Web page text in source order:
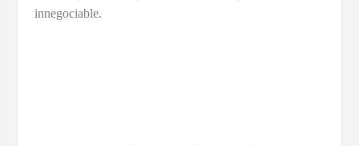
innegociable.